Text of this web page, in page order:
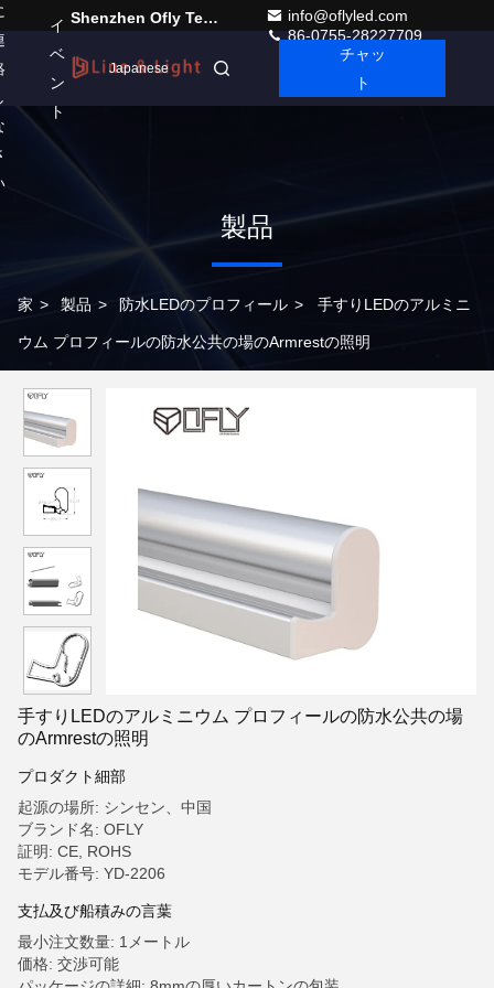
Shenzhen Ofly Technology Co.,Limited
info@oflyled.com
86-0755-28227709
イ
ベ
ン
ト
Japanese
チャッ
ト
製品
家 > 製品 > 防水LEDのプロフィール > 手すりLEDのアルミニ
ウム プロフィールの防水公共の場のArmrestの照明
手すりLEDのアルミニウム プロフィールの防水公共の場
のArmrestの照明
プロダクト細部
起源の場所: シンセン、中国
ブランド名: OFLY
証明: CE, ROHS
モデル番号: YD-2206
支払及び船積みの言葉
最小注文数量: 1メートル
価格: 交渉可能